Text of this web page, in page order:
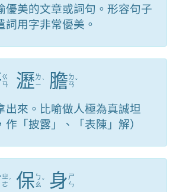
優美的文章或詞句。形容句子
詞用字非常優美。
ㄍ
ㄢ
瀝ㄌ
ㄧˋ 膽 ㄉ
ㄢˇ
出來。比喻做人極為真誠坦
作「披露」、「表陳」解）
ㄓ
ㄜ ˊ 保 ㄅ
ㄠˇ 身 ㄕ
ㄣ